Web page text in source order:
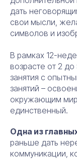
дать
свои мысли,
символов и
В рамках 12-
возрасте от 2
занятия с
занятий –
окружающим
единственный.
Одна из
раньше дать
коммуникации,